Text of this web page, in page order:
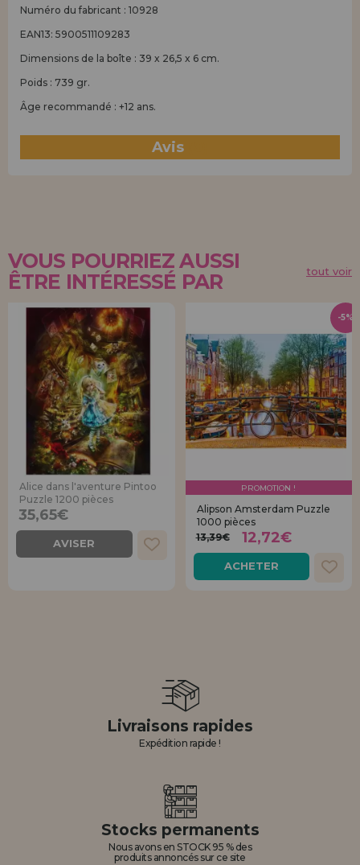
Numéro du fabricant : 10928
EAN13: 5900511109283
Dimensions de la boîte : 39 x 26,5 x 6 cm.
Poids : 739 gr.
Âge recommandé : +12 ans.
Avis
VOUS POURRIEZ AUSSI
ÊTRE INTÉRESSÉ PAR
tout voir
Alice dans l'aventure Pintoo
Puzzle 1200 pièces
35,65€
AVISER
PROMOTION !
Alipson Amsterdam Puzzle
1000 pièces
13,39€
12,72€
ACHETER
-5%
Livraisons rapides
Expédition rapide !
Stocks permanents
Nous avons en STOCK 95 % des
produits annoncés sur ce site